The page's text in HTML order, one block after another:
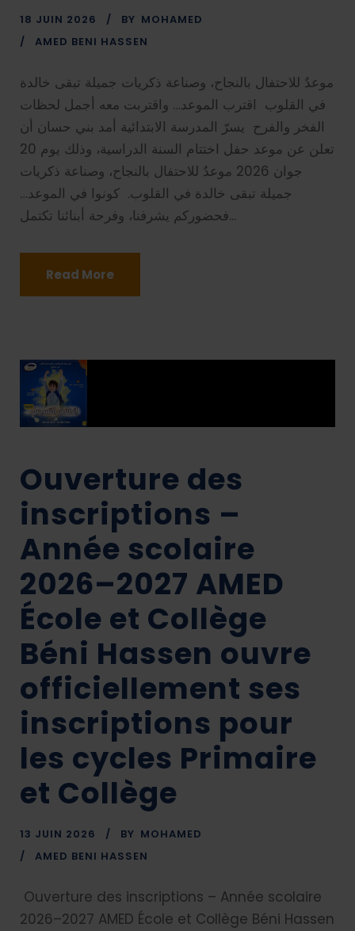
18 JUIN 2026 BY MOHAMED
AMED BENI HASSEN
موعدٌ للاحتفال بالنجاح، وصناعة ذكريات جميلة تبقى خالدة
في القلوب اقترب الموعد… واقتربت معه أجمل لحظات
الفخر والفرح يسرّ المدرسة الابتدائية أمد بني حسان أن
تعلن عن موعد حفل اختتام السنة الدراسية، وذلك يوم 20
جوان 2026 موعدٌ للاحتفال بالنجاح، وصناعة ذكريات
جميلة تبقى خالدة في القلوب. كونوا في الموعد…
فحضوركم يشرفنا، وفرحة أبنائنا تكتمل...
Read More
Ouverture des
inscriptions –
Année scolaire
2026–2027 AMED
École et Collège
Béni Hassen ouvre
officiellement ses
inscriptions pour
les cycles Primaire
et Collège
13 JUIN 2026 BY MOHAMED
AMED BENI HASSEN
Ouverture des inscriptions – Année scolaire
2026–2027 AMED École et Collège Béni Hassen